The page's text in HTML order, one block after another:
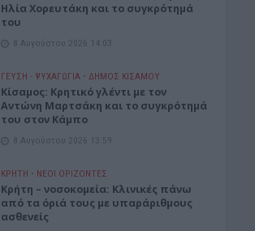
Ηλία Χορευτάκη και το συγκρότημά
του
8 Αυγούστου 2026 14:03
ΓΕΎΣΗ - ΨΥΧΑΓΩΓΊΑ • ΔΉΜΟΣ ΚΙΣΆΜΟΥ
Kίσαμος: Κρητικό γλέντι με τον
Αντώνη Μαρτσάκη και το συγκρότημά
του στον Κάμπο
8 Αυγούστου 2026 13:59
ΚΡΗΤΗ • ΝΕΟΙ ΟΡΙΖΟΝΤΕΣ
Κρήτη – νοσοκομεία: Κλινικές πάνω
από τα όριά τους με υπαράριθμους
ασθενείς